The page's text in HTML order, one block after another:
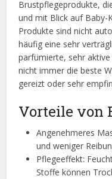
Brustpflegeprodukte,
und mit Blick auf Baby-
Produkte sind nicht
häufig eine sehr
parfümierte, sehr
nicht immer die beste
gereizt oder sehr
Vorteile von
Angenehmeres
und weniger
Pflegeeffekt:
Stoffe können